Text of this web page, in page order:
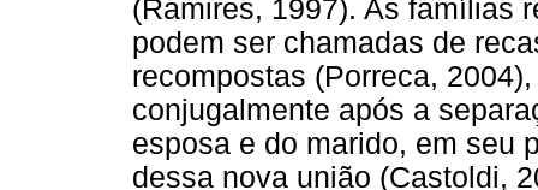
(Ramires, 1997). As famílias
podem ser chamadas de
recompostas (Porreca,
conjugalmente após a
esposa e do marido, em seu
dessa nova união (Castoldi,